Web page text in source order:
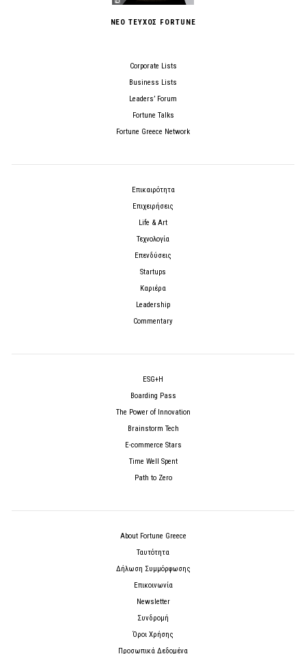
ΝΕΟ ΤΕΥΧΟΣ FORTUNE
Corporate Lists
Business Lists
Leaders’ Forum
Fortune Talks
Fortune Greece Network
Επικαιρότητα
Επιχειρήσεις
Life & Art
Τεχνολογία
Επενδύσεις
Startups
Καριέρα
Leadership
Commentary
ESG+H
Boarding Pass
The Power of Innovation
Brainstorm Tech
E-commerce Stars
Time Well Spent
Path to Zero
About Fortune Greece
Ταυτότητα
Δήλωση Συμμόρφωσης
Επικοινωνία
Newsletter
Συνδρομή
Όροι Χρήσης
Προσωπικά Δεδομένα